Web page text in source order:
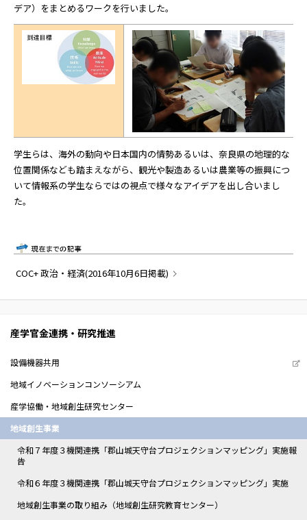
デア）をまとめるワークを行いました。
学生らは、海外の動向や日本国内の情勢あるいは、奈良県の地理的な
位置関係なども踏まえながら、観光や製造あるいは農業等の振興につ
いて情報系の学生ならではの視点で様々なアイデアを出し合いまし
た。
COC+ 政治・経済(2016年10月6日掲載)
産学官金連携・研究推進
設備機器共用
地域イノベーションコンソーシアム
産学協働・地域創生研究センター
地域創生事業
令和７年度３機関連携「郡山城天守台プロジェクションマッピング」実施報
告
令和６年度３機関連携「郡山城天守台プロジェクションマッピング」実施
地域創生事業の取り組み（地域創生研究教育センター）